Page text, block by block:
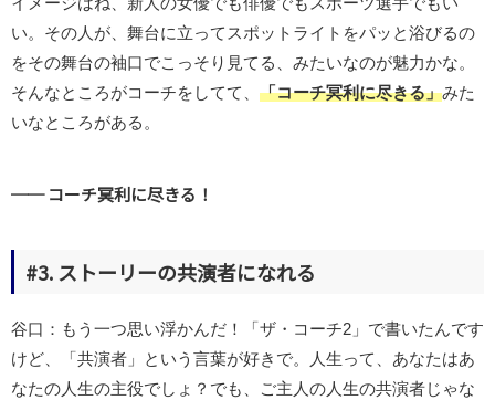
い。その人が、舞台に立ってスポットライトをパッと浴びるの
をその舞台の袖口でこっそり見てる、みたいなのが魅力かな。
そんなところがコーチをしてて、 「コーチ冥利に尽きる」みた
いなところがある。
── コーチ冥利に尽きる！
#3. ストーリーの共演者になれる
谷口：もう一つ思い浮かんだ！「ザ・コーチ2」で書いたんです
けど、「共演者」という言葉が好きで。人生って、あなたはあ
なたの人生の主役でしょ？でも、ご主人の人生の共演者じゃな